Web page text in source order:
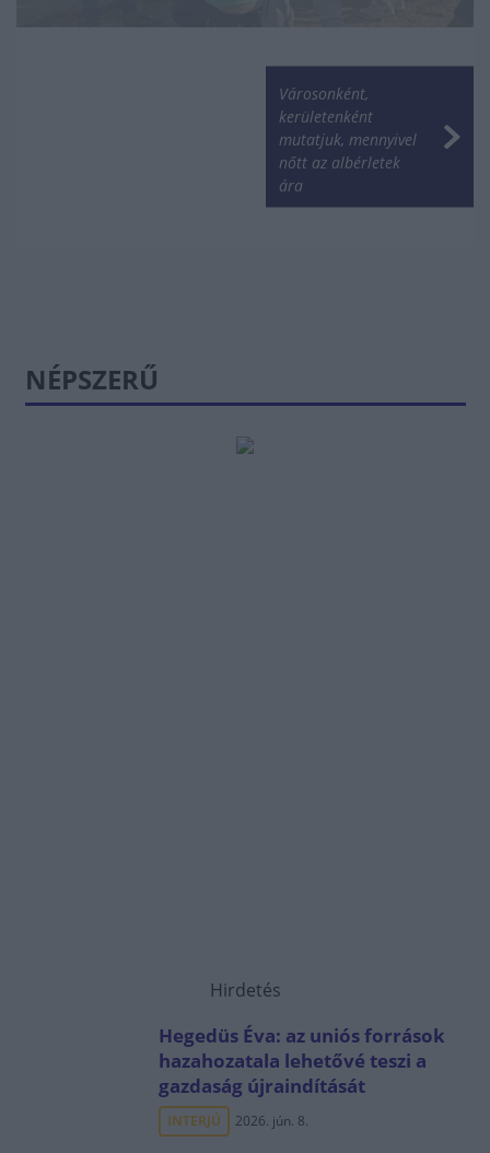
Városonként,
kerületenként
mutatjuk, mennyivel
nőtt az albérletek
ára
NÉPSZERŰ
Hirdetés
Hegedüs Éva: az uniós források
hazahozatala lehetővé teszi a
gazdaság újraindítását
INTERJÚ 2026. jún. 8.